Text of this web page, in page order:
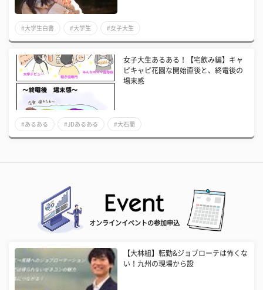
#大学生白書 #大学生 #女子大生
女子大生あるある！【宅飲み編】キャ
ピキャピ花園な開始直後と、終電後の
場末感
#あるある #JDあるある #大石蘭
オンラインイベントの参加申込
【大林組】転勤&ジョブローテは怖くな
い！九州の現場から設